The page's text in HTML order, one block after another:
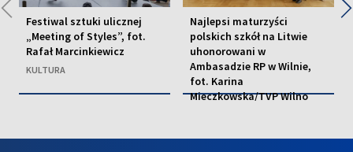
Festiwal sztuki ulicznej
„Meeting of Styles”, fot.
Rafał Marcinkiewicz
KULTURA
Najlepsi maturzyści
polskich szkół na Litwie
uhonorowani w
Ambasadzie RP w Wilnie,
fot. Karina
Mieczkowska/TVP Wilno
◀ ▶